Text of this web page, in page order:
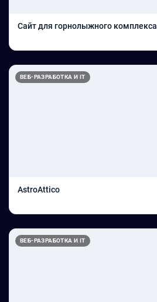
Сайт для горнолыжного комплекса
ВЕБ-РАЗРАБОТКА И IT
AstroAttico
ВЕБ-РАЗРАБОТКА И IT